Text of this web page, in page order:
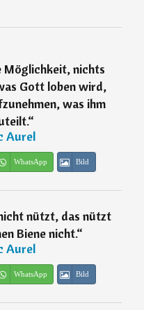
Möglichkeit, nichts
Gott loben wird,
was ihm
“
Aurel
WhatsApp Bild
nützt, das nützt
Biene nicht.“
Aurel
WhatsApp Bild